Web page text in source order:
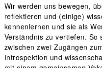
Wir werden uns bewegen,
reflektieren und (einige)
kennenlernen und sie als
Verständnis zu vertiefen. So
zwischen zwei Zugängen
Introspektion und